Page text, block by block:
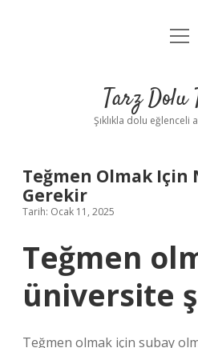
Anasayfa
Yasal
Tarz Dolu
Şıklıkla dolu eğlenceli
Teğmen Olmak Için
Gerekir
Tarih: Ocak 11, 2025
Teğmen
üniversite
Teğmen olmak için subay